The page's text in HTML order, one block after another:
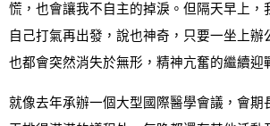
慌，也會讓我不自主的掉淚 。但隔天早上
自己打氣再出發，說也神奇，只要一坐上辦
也都會突然消失於無形，精神亢奮的繼續迎
就像去年承辦一個大型國際醫學會議 ，會